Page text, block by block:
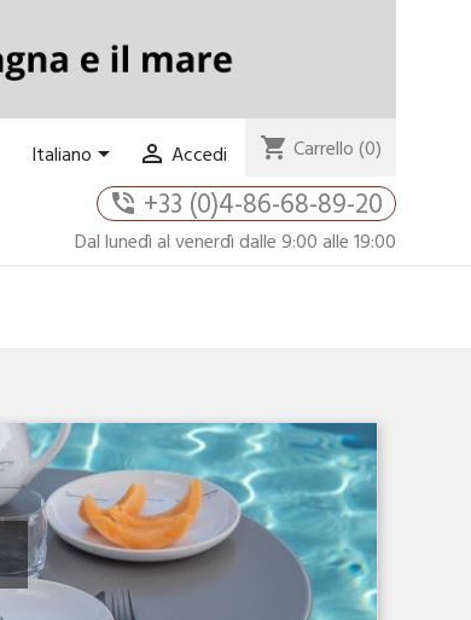
Italiano  Accedi shopping_cart Carrello(0)
phone_in_talk +33 (0)4-86-68-89-20
Dal lunedì al venerdì dalle 9:00 alle 19:00